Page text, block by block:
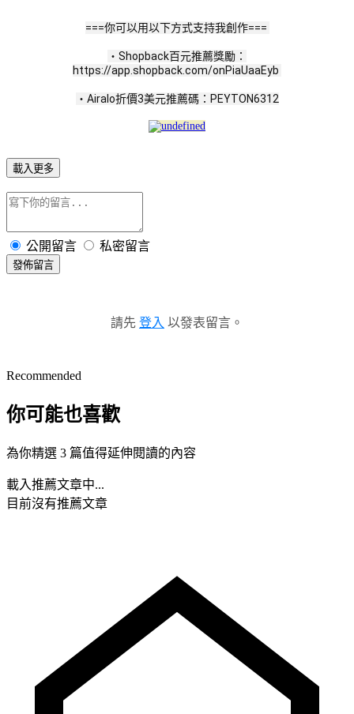
===你可以用以下方式支持我創作===
・Shopback百元推薦獎勵：
https://app.shopback.com/onPiaUaaEyb
・Airalo折價3美元推薦碼：PEYTON6312
載入更多
公開留言 私密留言
發佈留言
請先 登入 以發表留言。
Recommended
你可能也喜歡
為你精選 3 篇值得延伸閱讀的內容
載入推薦文章中...
目前沒有推薦文章